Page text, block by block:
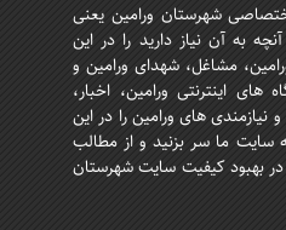
اختصاصی شهرستان ورامین یعنی
به آن نیاز دارید را در این
مشاغل، شهدای ورامین و
اینترنتی ورامین، اخبار،
نیازمندی های ورامین را در این
سایت ما سر بزنید و از مطالب
بهبود کیفیت سایت شهرستان